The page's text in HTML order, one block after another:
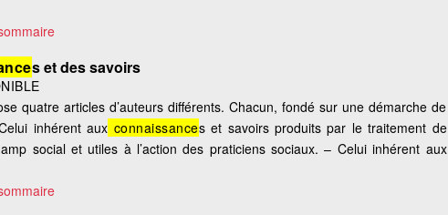
s et des savoirs
quatre articles d’auteurs différents. Chacun, fondé sur une démarche de
inhérent aux connaissances et savoirs produits par le traitement de
social et utiles à l’action des praticiens sociaux. – Celui inhérent aux